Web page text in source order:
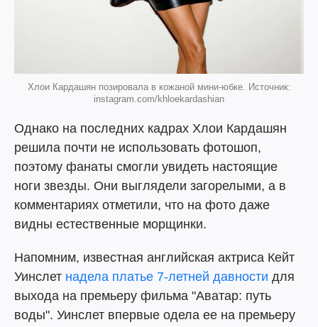
Хлои Кардашян позировала в кожаной мини-юбке. Источник:
instagram.com/khloekardashian
Однако на последних кадрах Хлои Кардашян
решила почти не использовать фотошоп,
поэтому фанаты смогли увидеть настоящие
ноги звезды. Они выглядели загорелыми, а в
комментариях отметили, что на фото даже
видны естественные морщинки.
Напомним, известная английская актриса Кейт
Уинслет надела платье 7-летней давности для
выхода на премьеру фильма "Аватар: путь
воды". Уинслет впервые одела ее на премьеру